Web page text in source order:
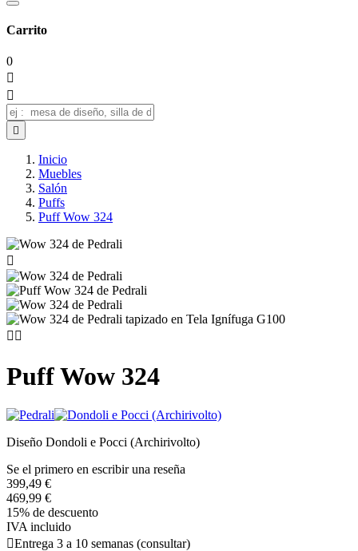
Carrito
0



Inicio
Muebles
Salón
Puffs
Puff Wow 324

 
Puff Wow 324
Diseño Dondoli e Pocci (Archirivolto)
Se el primero en escribir una reseña
399,49 €
469,99 €
15% de descuento
IVA incluido
Entrega 3 a 10 semanas (consultar)